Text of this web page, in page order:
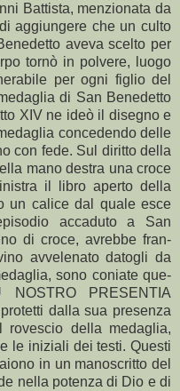
Battista, menzionata da
aggiungere che un culto
aveva scelto per
tornò in polvere, luogo
per ogni figlio del
di San Benedet­to
XIV ne ideò il disegno e
concedendo delle
con fede. Sul diritto della
mano destra una croce
il libro aperto della
un calice dal quale esce
accaduto a San
di croce, avrebbe fran­
avvelenato datogli da
sono coniate que­
PRESENTIA
dalla sua presenza
rovescio della medaglia,
le iniziali dei testi. Questi
in un manoscritto del
nella potenza di Dio e di